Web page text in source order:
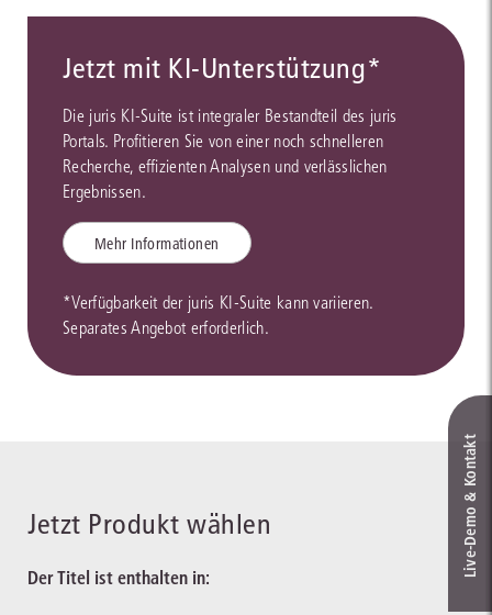
Jetzt mit KI-Unterstützung*
Die juris KI-Suite ist integraler Bestandteil des juris
Portals. Profitieren Sie von einer noch schnelleren
Recherche, effizienten Analysen und verlässlichen
Ergebnissen.
Mehr Informationen
*Verfügbarkeit der juris KI-Suite kann variieren.
Separates Angebot erforderlich.
Jetzt Produkt wählen
Der Titel ist enthalten in: Live‑Demo & Kontakt